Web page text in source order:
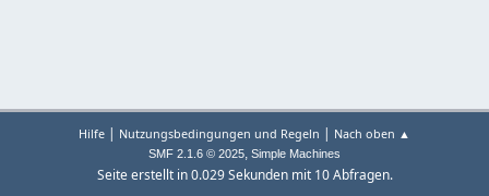
Hilfe | Nutzungsbedingungen und Regeln | Nach oben ▲
SMF 2.1.6 © 2025, Simple Machines
Seite erstellt in 0.029 Sekunden mit 10 Abfragen.